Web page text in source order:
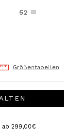
52
Größentabellen
299,00€